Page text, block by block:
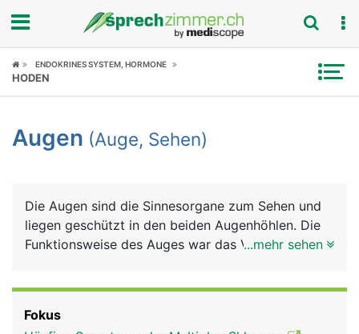
Fokus
Symptome
News
Rubriken
ENDOKRINES SYSTEM, HORMONE
HODEN
Augen (Auge, Sehen)
Die Augen sind die Sinnesorgane zum Sehen und
liegen geschützt in den beiden Augenhöhlen. Die
Funktionsweise des Auges war das Vorbild für die
(Akkommodation). Die Regenbogenhaut (Iris), die
...mehr sehen
Fokus